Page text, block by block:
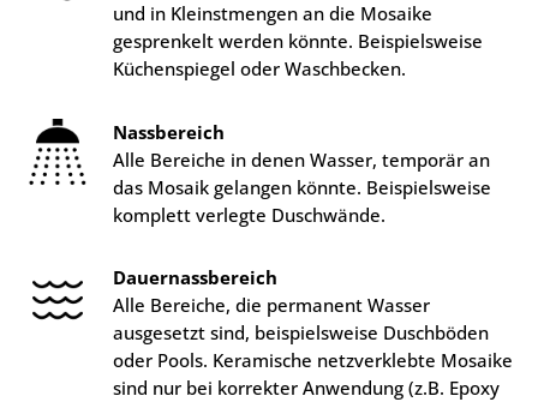
und in Kleinstmengen an die Mosaike
gesprenkelt werden könnte. Beispielsweise
Küchenspiegel oder Waschbecken.
Nassbereich
Alle Bereiche in denen Wasser, temporär an
das Mosaik gelangen könnte. Beispielsweise
komplett verlegte Duschwände.
Dauernassbereich
Alle Bereiche, die permanent Wasser
ausgesetzt sind, beispielsweise Duschböden
oder Pools. Keramische netzverklebte Mosaike
sind nur bei korrekter Anwendung (z.B. Epoxy